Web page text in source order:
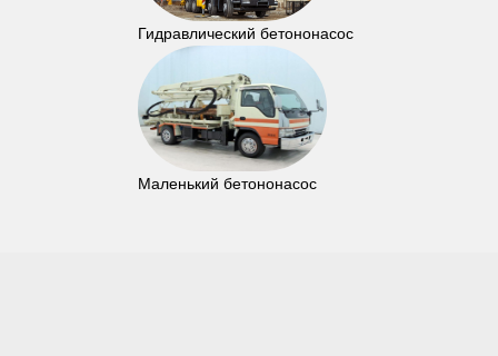
Гидравлический бетононасос
Маленький бетононасос